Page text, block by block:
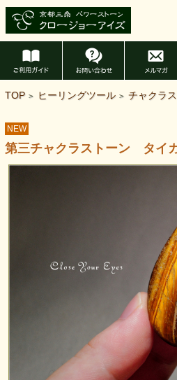
TOP > ヒーリングツール > チャクラ
NEW
第三チャクラストーン タイ